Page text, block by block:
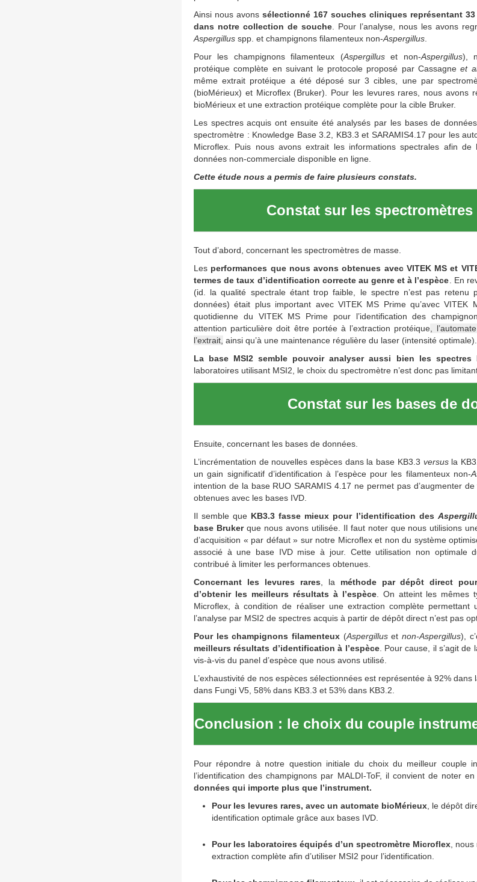
Ainsi nous avons sélectionné 167 souches cliniques représentant
dans notre collection de souche . Pour l’analyse, nous les avons
Aspergillus spp. et champignons filamenteux non-Aspergillus
Pour les champignons filamenteux (Aspergilluset non-Aspergillus),
protéique complète en suivant le protocole proposé par Cassagneet
même extrait protéique a été déposé sur 3 cibles, une par
(bioMérieux) et Microflex (Bruker). Pour les levures rares, nous avons
bioMérieux et une extraction protéique complète pour la cible Bruker.
Les spectres acquis ont ensuite été analysés par les bases de
spectromètre : Knowledge Base 3.2, KB3.3 et SARAMIS4.17 pour les
Microflex. Puis nous avons extrait les informations spectrales afin
données non-commerciale disponible en ligne.
Cette étude nous a permis de faire plusieurs constats.
Constat sur les spectromètres
Tout d’abord, concernant les spectromètres de masse.
Les performances que nous avons obtenues avec VITEK MS et
termes de taux d’identification correcte au genre et à l’espèce . En
(id. la qualité spectrale étant trop faible, le spectre n’est pas retenu
données) était plus important avec VITEK MS Prime qu’avec VITEK
quotidienne du VITEK MS Prime pour l’identification des
attention particulière doit être portée à l’extraction protéique ,
l’extrait, ainsi qu’à une maintenance régulière du laser (intensité optimale).
La base MSI2 semble pouvoir analyser aussi bien les spectres
laboratoires utilisant MSI2, le choix du spectromètre n’est donc pas
Constat sur les bases de
Ensuite, concernant les bases de données.
L’incrémentation de nouvelles espèces dans la base KB3.3 versusla
un gain significatif d’identification à l’espèce pour les filamenteux non-
intention de la base RUO SARAMIS 4.17 ne permet pas d’augmenter
obtenues avec les bases IVD.
Il semble que KB3.3 fasse mieux pour l’identification des
base Brukerque nous avons utilisée. Il faut noter que nous utilisions
d’acquisition « par défaut » sur notre Microflex et non du système
associé à une base IVD mise à jour. Cette utilisation non optimale
contribué à limiter les performances obtenues.
Concernant les levures rares , la méthode par dépôt direct
d’obtenir les meilleurs résultats à l’espèce. On atteint les mêmes
Microflex, à condition de réaliser une extraction complète permettant
l’analyse par MSI2 de spectres acquis à partir de dépôt direct n’est pas
Pour les champignons filamenteux (Aspergillusetnon-Aspergillus),
meilleurs résultats d’identification à l’espèce. Pour cause, il s’agit de
vis-à-vis du panel d’espèce que nous avons utilisé.
L’exhaustivité de nos espèces sélectionnées est représentée à 92%
dans Fungi V5, 58% dans KB3.3 et 53% dans KB3.2.
Conclusion : le choix du couple
Pour répondre à notre question initiale du choix du meilleur couple
l’identification des champignons par MALDI-ToF, il convient de noter
données qui importe plus que l’instrument.
Pour les levures rares, avec un automate bioMérieux , le dépôt
identification optimale grâce aux bases IVD.
Pour les laboratoires équipés d’un spectromètre Microflex ,
extraction complète afin d’utiliser MSI2 pour l’identification.